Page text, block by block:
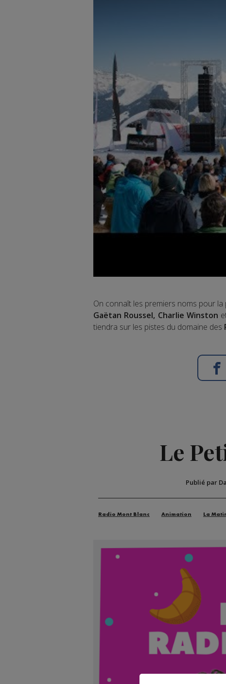
On connaît les premiers noms pour
Gaëtan Roussel, Charlie Winston
tiendra sur les pistes du domaine des
Le
Publié par
Radio Mont Blanc Animation La